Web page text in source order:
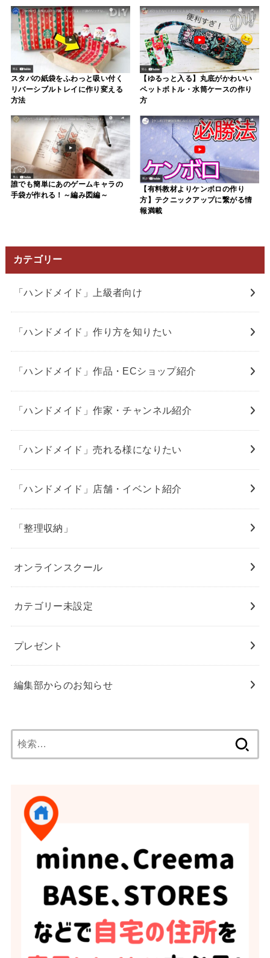
スタバの紙袋をふわっと吸い付く
リバーシブルトレイに作り変える
方法
【ゆるっと入る】丸底がかわいい
ペットボトル・水筒ケースの作り
方
誰でも簡単にあのゲームキャラの
手袋が作れる！～編み図編～
【有料教材よりケンボロの作り
方】テクニックアップに繋がる情
報満載
カテゴリー
「ハンドメイド」上級者向け
「ハンドメイド」作り方を知りたい
「ハンドメイド」作品・ECショップ紹介
「ハンドメイド」作家・チャンネル紹介
「ハンドメイド」売れる様になりたい
「ハンドメイド」店舗・イベント紹介
「整理収納」
オンラインスクール
カテゴリー未設定
プレゼント
編集部からのお知らせ
索: